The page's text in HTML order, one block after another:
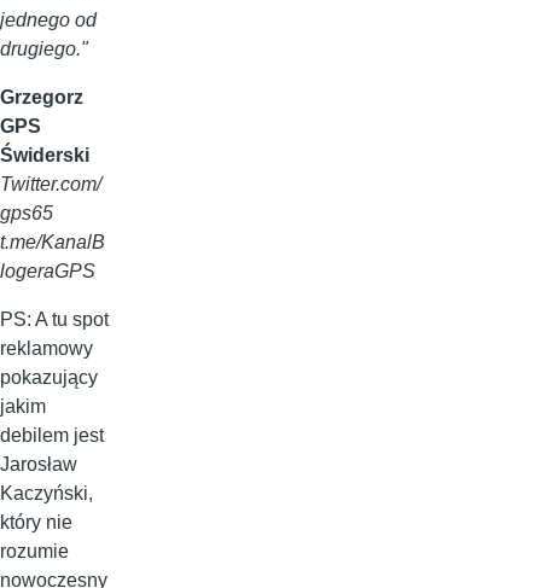
jednego od
drugiego."
Grzegorz
GPS
Świderski
Twitter.com/
gps65
t.me/KanalB
logeraGPS
PS: A tu spot
reklamowy
pokazujący
jakim
debilem jest
Jarosław
Kaczyński,
który nie
rozumie
nowoczesny